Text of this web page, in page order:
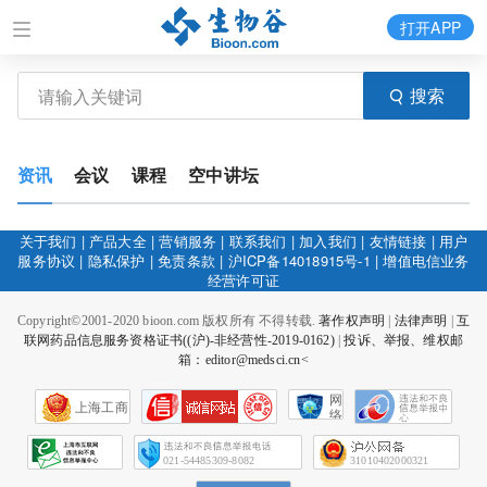
搜索
打开APP
资讯 会议 课程 空中讲坛
关于我们 | 产品大全|营销服务 | 联系我们 | 加入我们 | 友情链接 | 用户
服务协议 | 隐私保护 |免责条款 | 沪ICP备14018915号-1 |增值电信业务
经营许可证
Copyright©2001-2020 bioon.com 版权所有 不得转载.著作权声明 法律声明
互
联网药品信息服务资格证书((沪)-非经营性-2019-0162)|投诉、举报、维权邮
箱：editor@medsci.cn<
上海工商
网
络
会
征
021-54485309-8082 31010402000321